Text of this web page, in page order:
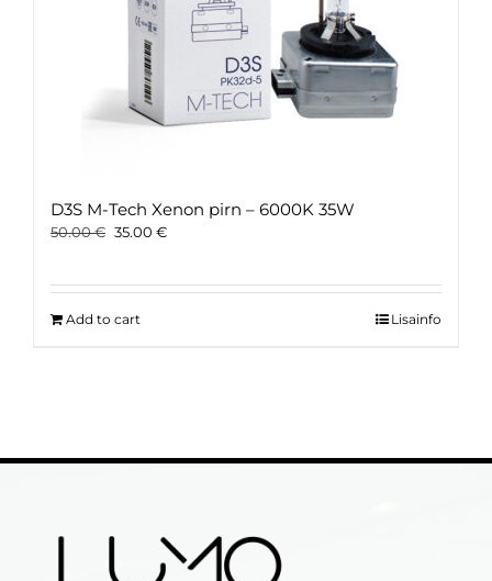
D3S M-Tech Xenon pirn – 6000K 35W
50.00€ Original
50.00 €.
35.00 €Current
35.00 €.
Add to cart Lisainfo